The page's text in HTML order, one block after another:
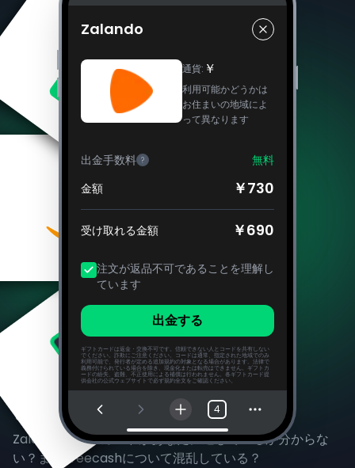
Zalando
通貨: ￥
利用可能かどうかは
お住まいの地域によ
って異なります
出金手数料 ?
無料
金額
￥730
受け取れる金額 ￥690
注文が返品不可であることを理解し
ています
出金する
ギフトカードは返金・交換不可です。信頼できない人とコードを共有しない
でください。詐欺にご注意ください。コードは通常、指定された地域でのみ
利用可能で、発行者が定める追加規約の対象となる場合があります。法律で
義務付けられている場合を除き、現金化または転売はできません。ギフトカ
ードの紛失、盗難、不正使用による補償は行われません。各ギフトカード提
供会社の公式ウェブサイトで必ず規約全文をご確認ください。
4
よくある質問
Zalandoギフトカードがあなたに適しているか分からな
い？まだFreecashについて混乱している？